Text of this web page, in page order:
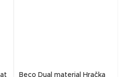
Beco Dual material Hračka